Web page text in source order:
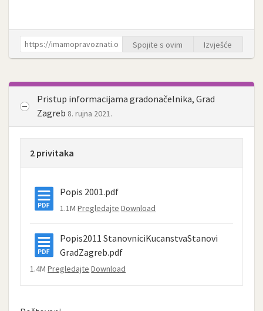
Spojite s ovim Izvješće
Pristup informacijama gradonačelnika, Grad
Zagreb 8. rujna 2021.
2 privitaka
Popis 2001.pdf
1.1MPregledajte Download
Popis2011 StanovniciKucanstvaStanovi
GradZagreb.pdf
1.4MPregledajte Download